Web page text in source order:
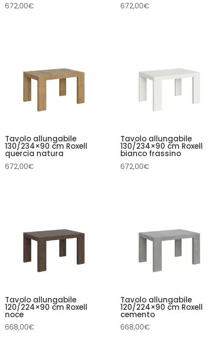
672,00€ 672,00€
Tavolo allungabile
130/234×90 cm Roxell
quercia natura
672,00€
Tavolo allungabile
130/234×90 cm Roxell
bianco frassino
672,00€
Tavolo allungabile
120/224×90 cm Roxell
noce
668,00€
Tavolo allungabile
120/224×90 cm Roxell
cemento
668,00€